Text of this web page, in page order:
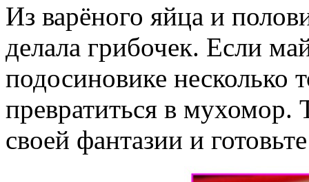
Из варёного яйца и
делала грибочек. Если
подосиновике несколько
превратиться в мухомор.
своей фантазии и